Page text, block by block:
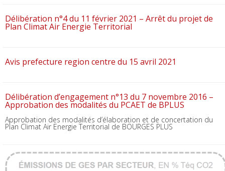
Délibération n°4 du 11 février 2021 – Arrêt du projet de
Plan Climat Air Energie Territorial
Avis prefecture region centre du 15 avril 2021
Délibération d’engagement n°13 du 7 novembre 2016 –
Approbation des modalités du PCAET de BPLUS
Approbation des modalités d’élaboration et de concertation du
Plan Climat Air Energie Territorial de BOURGES PLUS